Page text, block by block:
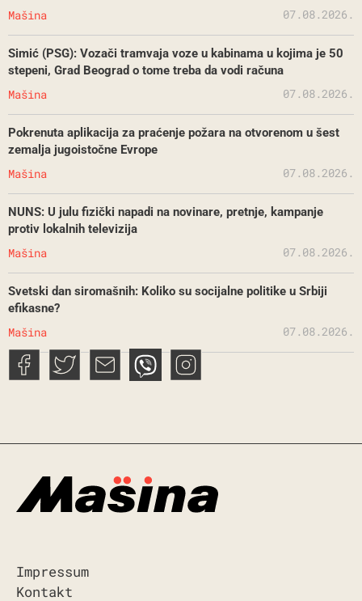
Mašina 07.08.2026.
Simić (PSG): Vozači tramvaja voze u kabinama u kojima je 50
stepeni, Grad Beograd o tome treba da vodi računa
Mašina 07.08.2026.
Pokrenuta aplikacija za praćenje požara na otvorenom u šest
zemalja jugoistočne Evrope
Mašina 07.08.2026.
NUNS: U julu fizički napadi na novinare, pretnje, kampanje
protiv lokalnih televizija
Mašina 07.08.2026.
Svetski dan siromašnih: Koliko su socijalne politike u Srbiji
efikasne?
Mašina 07.08.2026.
Impressum
Kontakt